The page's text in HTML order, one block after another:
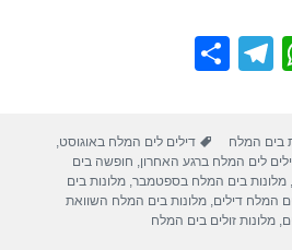
W
s
A
p
T
gr
a
m
e
בים המלח תגיות
דילים לים המלח באוגוסט,
לים המלח ברגע האחרון, חופשה בים
,מלונות בים המלח בספטמבר,מלונות בים
המלח דילים,מלונות בים המלח השוואת
,מלונות זולים בים המלח